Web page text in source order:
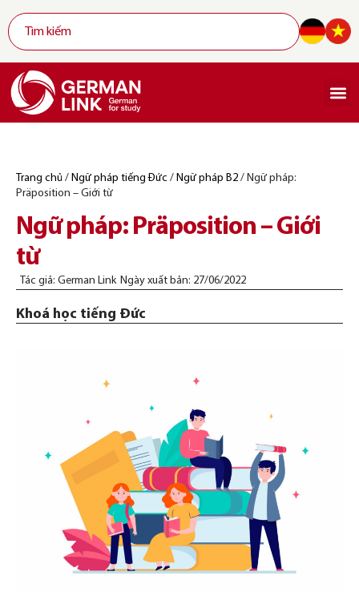
Trang chủ / Ngữ pháp tiếng Đức / Ngữ pháp B2 / Ngữ pháp:
Präposition – Giới từ
Ngữ pháp: Präposition – Giới
từ
Tác giả: German Link Ngày xuất bản: 27/06/2022
Khoá học tiếng Đức